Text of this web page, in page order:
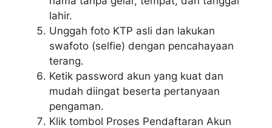
lahir.
Unggah foto KTP asli dan lakukan
swafoto (selfie) dengan pencahayaan
terang.
Ketik password akun yang kuat dan
mudah diingat beserta pertanyaan
pengaman.
Klik tombol Proses Pendaftaran Akun